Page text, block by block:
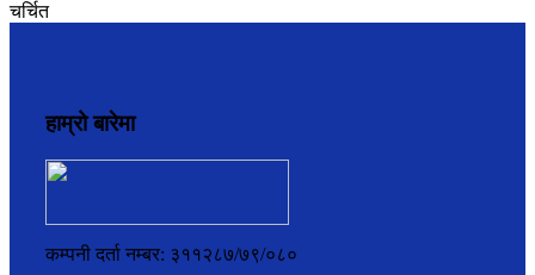
चर्चित
हाम्रो बारेमा
कम्पनी दर्ता नम्बर: ३११२८७/७९/०८०